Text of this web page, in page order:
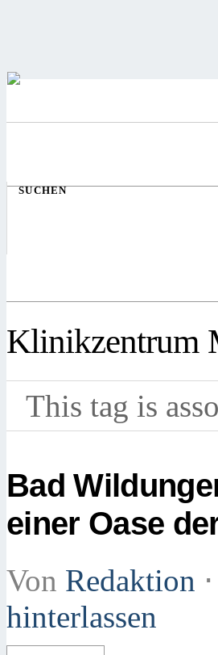
SUCHEN
Klinikzentrum
This tag is
Bad
einer Oase
Von Redaktion ⋅
hinterlassen